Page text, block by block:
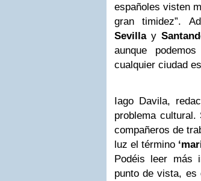
españoles visten
gran timidez”.
Sevillay
aunque
cualquier ciudad
Iago Davila,
problema
compañeros de
luz el término
Podéis leer más
punto de vista, es